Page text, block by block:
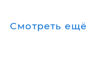
Смотреть ещё